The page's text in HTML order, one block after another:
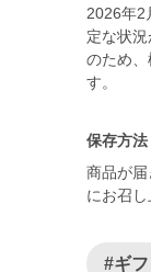
2026年2
定な状
のため
す。
保存方法
商品が
にお召
#ギ